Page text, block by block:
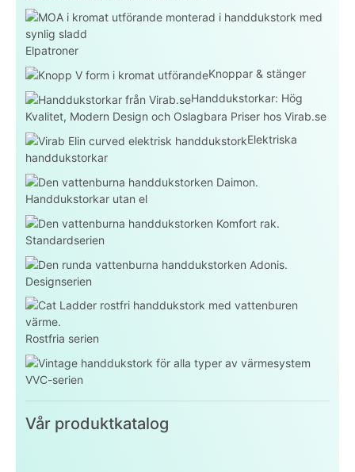
Elpatroner
Knoppar & stänger
Handdukstorkar: Hög
Kvalitet, Modern Design och Oslagbara Priser hos Virab.se
Elektriska
handdukstorkar
Handdukstorkar utan el
Standardserien
Designserien
Rostfria serien
VVC-serien
Vår produktkatalog